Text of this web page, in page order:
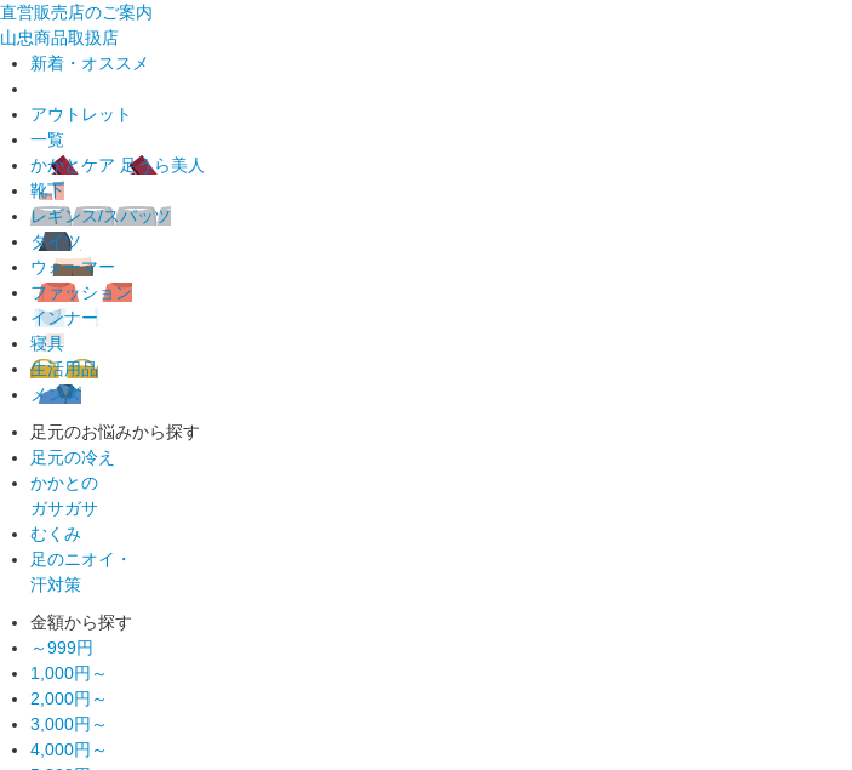
直営販売店のご案内
山忠商品取扱店
新着・オススメ
アウトレット
一覧
かかとケア 足うら美人
靴下
レギンス/スパッツ
タイツ
ウォーマー
ファッション
インナー
寝具
生活用品
メンズ
足元のお悩みから探す
足元の冷え
かかとの
ガサガサ
むくみ
足のニオイ・
汗対策
金額から探す
～999円
1,000円～
2,000円～
3,000円～
4,000円～